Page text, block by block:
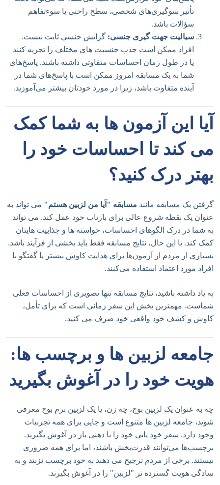
تأثیر سوگیری‌های شخصی، سطح راحتی یا سوءتفاهم
سؤالات باشد.
سیالیت جهت گیری جنسی: گرایش جنسی ثابت نیست.
افراد ممکن است جذب جنسیت های مختلف را تجربه کنند
یا در طول زمان احساسات متفاوتی داشته باشند. پاسخ‌های
شما به یک مسابقه امروز ممکن است با پاسخ‌های شما در
آینده متفاوت باشد، زیرا در مورد خودتان بیشتر می‌آموزید.
آیا این آزمون ها به شما کمک
می کند تا احساسات خود را
بهتر درک کنید؟
گرفتن یک مسابقه مانند مسابقه "آیا من لزبین هستم" می تواند به
عنوان یک نقطه شروع عالی برای بازتاب خود عمل کند. می تواند
به شما در درک الگوهای احساسات، خواسته ها و جذابیت هایتان
کمک کند. با این حال، نتایج مسابقه فقط باید بخشی از فرآیند باشد.
بسیاری از مردم از آزمون‌ها برای هدایت کاوش بیشتر یا گفتگو با
افراد مورد اعتماد استفاده می‌کنند.
به یاد داشته باشید، نتایج مسابقه تنها تصویری از احساسات فعلی
شماست. مهمترین بخش این سفر زمانی است که برای تأمل،
کاوش و کشف خود واقعی خود صرف می کنید.
جامعه لزبین ها و برچسب ها:
هویت خود را در آغوش بگیرید
چه به عنوان یک لزبین بوچ، چه زن، یا یک لزبین نرم بوچ معرفی
شوید، جامعه لزبین ها متنوع است و جایی برای همه تجربیات
وجود دارد. سفر خود یابی خود را با ذهنی باز در آغوش بگیرید.
برچسب‌ها می‌توانند قدرت‌بخش باشند، اما برای همه ضروری
نیستند. برخی از مردم ترجیح می دهند به خود برچسب نزنند و به
سادگی هویت گسترده تر "لزبین" را در آغوش بگیرند.